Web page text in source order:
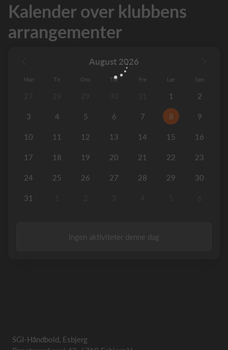
Kalender over klubbens
arrangementer
August 2026
Man Tir Ons Tor Fre Lør Søn
1 2
3 4 5 6 7 8 9
10 11 12 13 14 15 16
17 18 19 20 21 22 23
24 25 26 27 28 29 30
31
Ingen aktiviteter denne dag
SGI-Håndbold, Esbjerg